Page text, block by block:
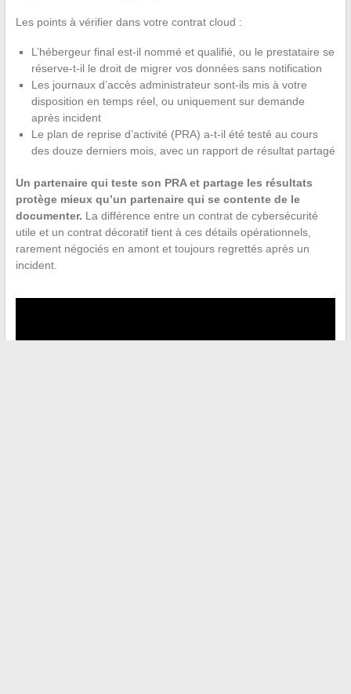
Les points à vérifier dans votre contrat cloud :
L’hébergeur final est-il nommé et qualifié, ou le prestataire se
réserve-t-il le droit de migrer vos données sans notification
Les journaux d’accès administrateur sont-ils mis à votre
disposition en temps réel, ou uniquement sur demande
après incident
Le plan de reprise d’activité (PRA) a-t-il été testé au cours
des douze derniers mois, avec un rapport de résultat partagé
Un partenaire qui teste son PRA et partage les résultats
protège mieux qu’un partenaire qui se contente de le
documenter. La différence entre un contrat de cybersécurité
utile et un contrat décoratif tient à ces détails opérationnels,
rarement négociés en amont et toujours regrettés après un
incident.